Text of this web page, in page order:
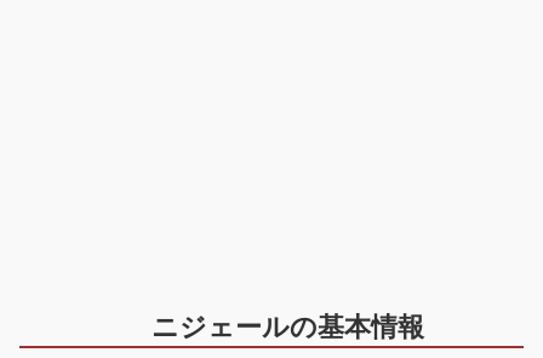
ニジェールの基本情報